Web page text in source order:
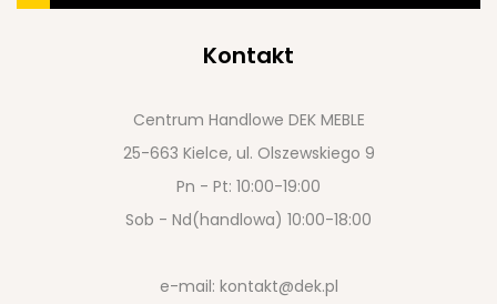
Kontakt
Centrum Handlowe DEK MEBLE
25-663 Kielce, ul. Olszewskiego 9
Pn - Pt: 10:00-19:00
Sob - Nd(handlowa) 10:00-18:00
e-mail: kontakt@dek.pl